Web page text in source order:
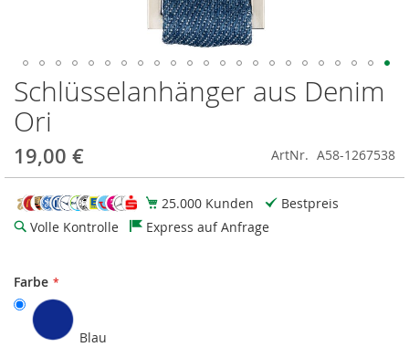
Schlüsselanhänger aus Denim
Ori
19,00 € ArtNr. A58-1267538
25.000 Kunden
Bestpreis
Volle Kontrolle
Express auf Anfrage
Farbe
Blau
Zum
Anfang
der
springen